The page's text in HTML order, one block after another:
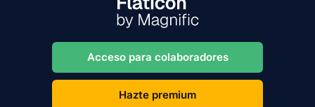
Acceso para colaboradores
Hazte premium